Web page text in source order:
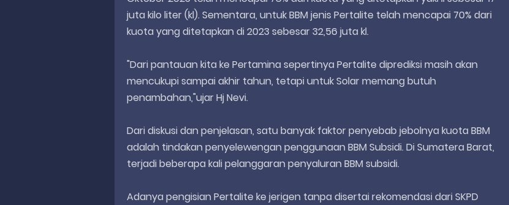
juta kilo liter (kl). Sementara, untuk BBM jenis Pertalite telah mencapai 70% dari
kuota yang ditetapkan di 2023 sebesar 32,56 juta kl.
"Dari pantauan kita ke Pertamina sepertinya Pertalite diprediksi masih akan
mencukupi sampai akhir tahun, tetapi untuk Solar memang butuh
penambahan,"ujar Hj Nevi.
Dari diskusi dan penjelasan, satu banyak faktor penyebab jebolnya kuota BBM
adalah tindakan penyelewengan penggunaan BBM Subsidi. Di Sumatera Barat,
terjadi beberapa kali pelanggaran penyaluran BBM subsidi.
Adanya pengisian Pertalite ke jerigen tanpa disertai rekomendasi dari SKPD